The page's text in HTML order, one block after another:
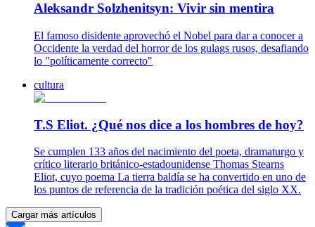
Aleksandr Solzhenitsyn: Vivir sin mentira
El famoso disidente aprovechó el Nobel para dar a conocer a
Occidente la verdad del horror de los gulags rusos, desafiando
lo "políticamente correcto"
cultura
T.S Eliot. ¿Qué nos dice a los hombres de hoy?
Se cumplen 133 años del nacimiento del poeta, dramaturgo y
crítico literario británico-estadounidense Thomas Stearns
Eliot, cuyo poema La tierra baldía se ha convertido en uno de
los puntos de referencia de la tradición poética del siglo XX.
Cargar más artículos